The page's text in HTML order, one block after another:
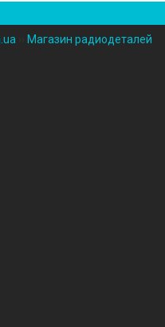
Магазин радиодеталей